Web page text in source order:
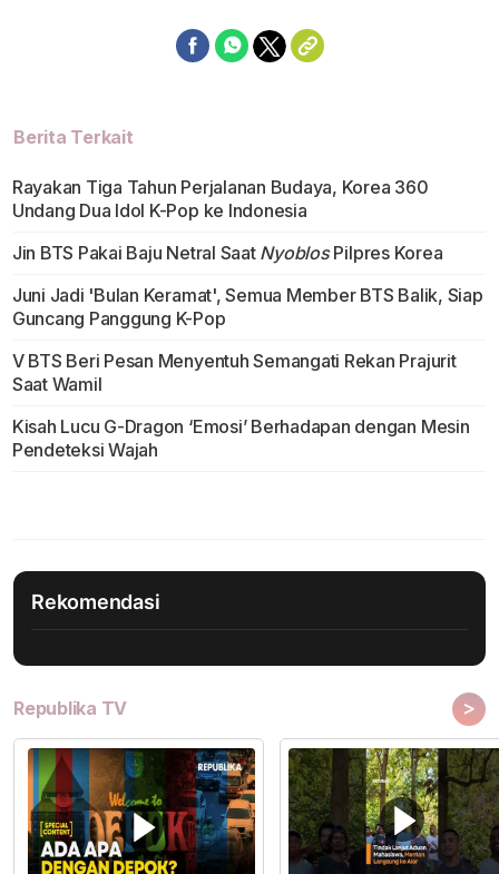
Berita Terkait
Rayakan Tiga Tahun Perjalanan Budaya, Korea 360
Undang Dua Idol K-Pop ke Indonesia
Jin BTS Pakai Baju Netral Saat NyoblosPilpres Korea
Juni Jadi 'Bulan Keramat', Semua Member BTS Balik, Siap
Guncang Panggung K-Pop
V BTS Beri Pesan Menyentuh Semangati Rekan Prajurit
Saat Wamil
Kisah Lucu G-Dragon ‘Emosi’ Berhadapan dengan Mesin
Pendeteksi Wajah
Rekomendasi
Republika TV >